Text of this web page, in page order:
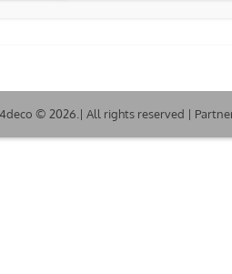
© 2026.| All rights reserved |